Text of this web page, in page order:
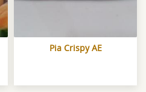
Pia Crispy AE